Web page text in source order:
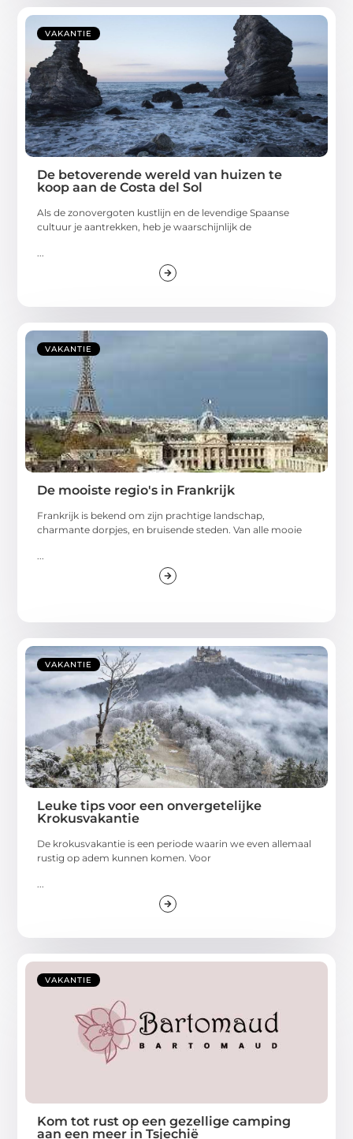
VAKANTIE
De betoverende wereld van huizen te
koop aan de Costa del Sol
Als de zonovergoten kustlijn en de levendige Spaanse
cultuur je aantrekken, heb je waarschijnlijk de
VAKANTIE
De mooiste regio's in Frankrijk
Frankrijk is bekend om zijn prachtige landschap,
charmante dorpjes, en bruisende steden. Van alle mooie
VAKANTIE
Leuke tips voor een onvergetelijke
Krokusvakantie
De krokusvakantie is een periode waarin we even allemaal
rustig op adem kunnen komen. Voor
VAKANTIE
Kom tot rust op een gezellige camping
aan een meer in Tsjechië